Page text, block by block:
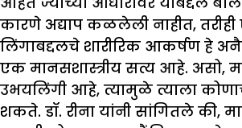
कारणे अद्याप कळलेली नाहीत,
लिंगाबद्दलचे शारीरिक आकर्षण हे
एक मानसशास्त्रीय सत्य आहे. असो,
उभयलिंगी आहे, त्यामुळे त्याला
शकते. डॉ. रीना यांनी सांगितले की,